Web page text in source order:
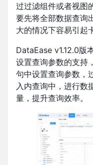
过过滤组件或者视图
要先将全部数据查询
大的情况下容易引起
DataEase v1.12.0版
设置查询参数的支持
句中设置查询参数，
入内查询中，进行数
量，提升查询效率。